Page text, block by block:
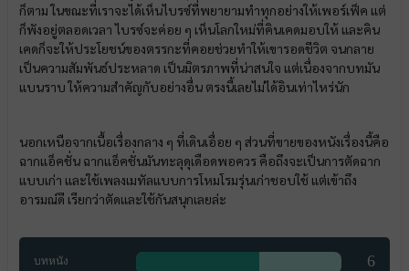
ก็ตาม ในขณะที่เราจะได้เห็นไบรซ์ที่พยายามทำทุกอย่างให้เพอร์เฟ็ค แต่
ก็พังอยู่ตลอดเวลา ไบรซ์จะค่อย ๆ เห็นโลกใหม่ที่คินเคดมอบให้ และคิน
เคดก็จะให้ประโยชน์ของตรรกะที่คอยช่วยทำให้เขารอดชีวิต จนกลาย
เป็นความสัมพันธ์ประหลาด เป็นมิตรภาพที่น่าสนใจ แต่เนื่องจากบทมัน
แบนราบ ให้ความสำคัญกับอย่างอื่น ตรงนี้เลยไม่ได้อินเท่าไหร่นัก
นอกเหนือจากเนื้อเรื่องกลาง ๆ ที่เดินเอื่อย ๆ ส่วนที่ขายของหนังเรื่องนี้คือ
ฉากแอ็คชั่น ฉากแอ็คชั่นมันทะลุดุเดือดพอควร คือถึงจะเป็นการตัดฉาก
แบบเก่า และใช้เพลงเมทัลแบบการโหมโรมรุ่นเก่าชอบใช้ แต่เข้าถึง
อารมณ์ดี เรียกว่าตัดและใช้กันสนุกเลยล่ะ
บทหนัง 6